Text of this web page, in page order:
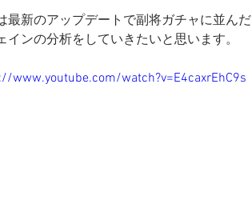
最新のアップデートで副将ガチャに並んだ
インの分析をしていきたいと思います。
www.youtube.com/watch?v=E4caxrEhC9s